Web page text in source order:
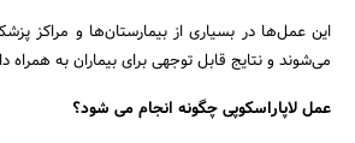
این عمل‌ها در بسیاری از بیمارستان‌ها و مراکز
می‌شوند و نتایج قابل توجهی برای بیماران به همراه
عمل لاپاراسکوپی چگونه انجام می شود؟